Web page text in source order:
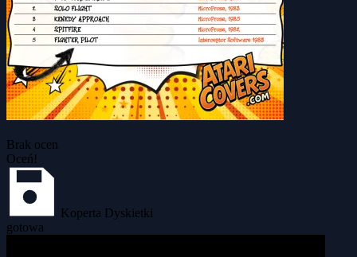
Brak ocen
Oceń!
Koperta Dyskietki
gotowa